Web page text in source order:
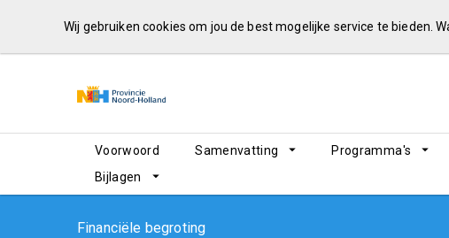
Wij gebruiken cookies om jou de best mogelijke service te bieden.
Voorwoord Samenvatting Programma's
Bijlagen
Financiële begroting